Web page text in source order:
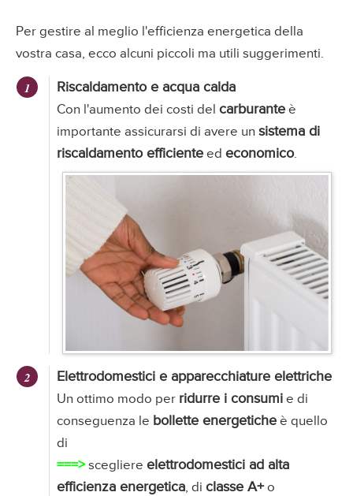
Per gestire al meglio l'efficienza energetica della
vostra casa, ecco alcuni piccoli ma utili suggerimenti.
Riscaldamento e acqua calda
Con l'aumento dei costi del carburante è
importante assicurarsi di avere un sistema di
riscaldamento efficiente ed economico.
Elettrodomestici e apparecchiature elettriche
Un ottimo modo per ridurre i consumi e di
conseguenza le bollette energetiche è quello
di
===>scegliere elettrodomestici ad alta
efficienza energetica, di classe A+o